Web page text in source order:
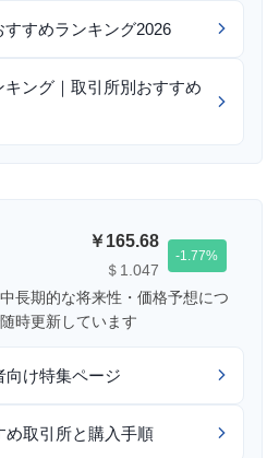
すめランキング2026
ング｜取引所別おすすめ
165.68
＄1.047
-1.77
長期的な将来性・価格予想につ
時更新しています
向け特集ページ
め取引所と購入手順